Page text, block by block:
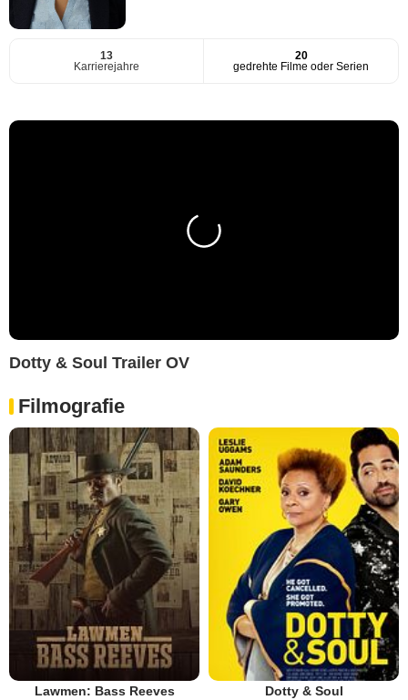
13
Karrierejahre
20
gedrehte Filme oder Serien
Dotty & Soul Trailer OV
Filmografie
Lawmen: Bass Reeves Dotty & Soul